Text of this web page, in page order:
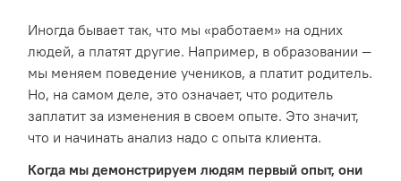
Иногда бывает так, что мы «работаем» на одних
людей, а платят другие. Например, в образовании —
мы меняем поведение учеников, а платит родитель.
Но, на самом деле, это означает, что родитель
заплатит за изменения в своем опыте. Это значит,
что и начинать анализ надо с опыта клиента.
Когда мы демонстрируем людям первый опыт, они